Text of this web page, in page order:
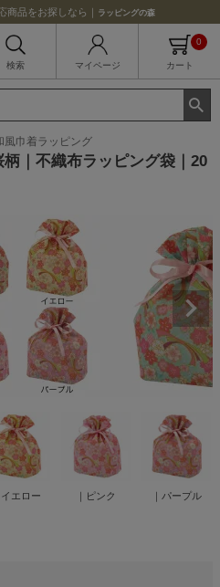
商品をお探しなら｜ ラッピングの森
検索 マイページ カート
0
風巾着ラッピング
柄｜不織布ラッピング袋｜20
イエロー ｜ピンク ｜パープル